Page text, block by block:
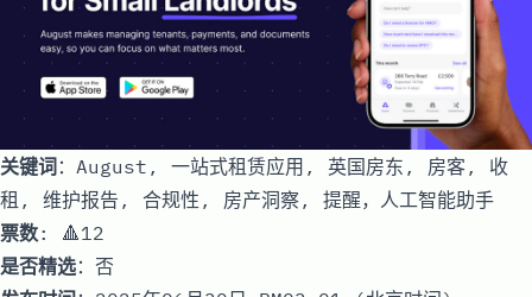
关键词：August, 一站式租赁应用, 英国房东, 房客, 收
租, 维护报告, 合规性, 房产洞察, 提醒，人工智能助手
票数: 🔺12
是否精选：否